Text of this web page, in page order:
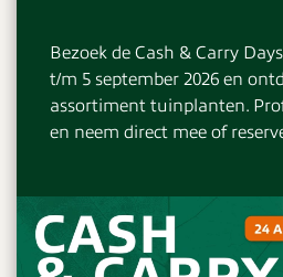
Bezoek de Cash & Carry
t/m 5 september 2026 en
assortiment tuinplanten.
en neem direct mee of
eenvoudig via de webshop.
groep gerangschikt en
foto. Bestelt u aan het begin
kunnen wij in de meeste
Wilt u op de hoogte
actuele- en visuele